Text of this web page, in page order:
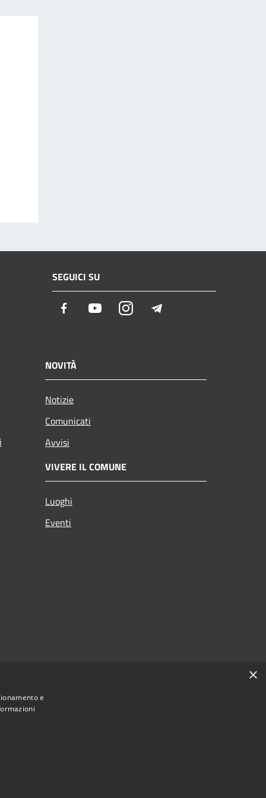
SEGUICI SU
Facebook YoutubeInstagram
NOVITÀ
Notizie
Comunicati
Avvisi
VIVERE IL COMUNE
Luoghi
Eventi
×
e